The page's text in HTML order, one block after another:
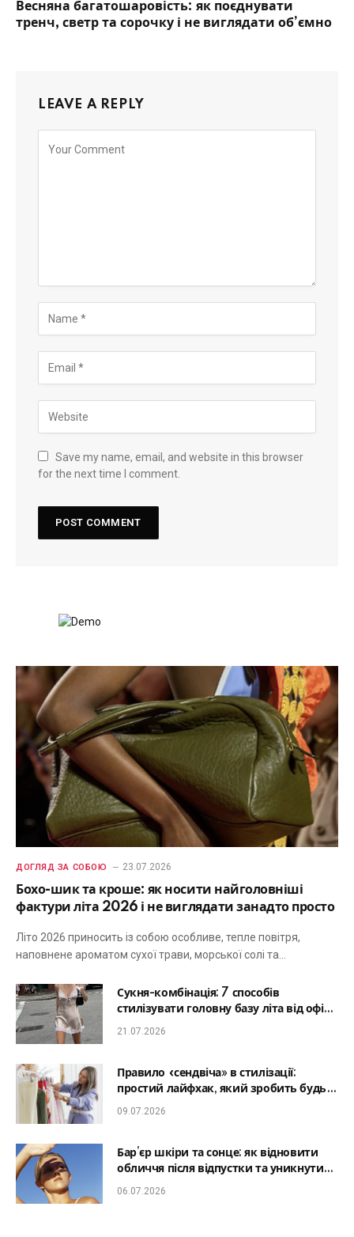
Весняна багатошаровість: як поєднувати
тренч, светр та сорочку і не виглядати об’ємно
LEAVE A REPLY
Save my name, email, and website in this browser
for the next time I comment.
ДОГЛЯД ЗА СОБОЮ 23.07.2026
Бохо-шик та кроше: як носити найголовніші
фактури літа 2026 і не виглядати занадто просто
Літо 2026 приносить із собою особливе, тепле повітря,
наповнене ароматом сухої трави, морської солі та…
Сукня-комбінація: 7 способів
стилізувати головну базу літа від офісу
до романтичної вечері
21.07.2026
Правило «сендвіча» в стилізації:
простий лайфхак, який зробить будь-
який образ гармонійним
09.07.2026
Бар’єр шкіри та сонце: як відновити
обличчя після відпустки та уникнути
фотостаріння
06.07.2026